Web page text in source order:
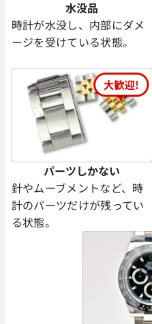
水没品
時計が水没し、内部にダメ
ージを受けている状態。
パーツしかない
針やムーブメントなど、時
計のパーツだけが残ってい
る状態。